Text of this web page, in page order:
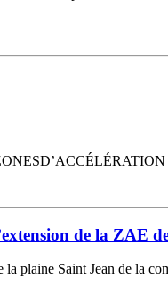
de la ZAE
plaine Saint Jean de